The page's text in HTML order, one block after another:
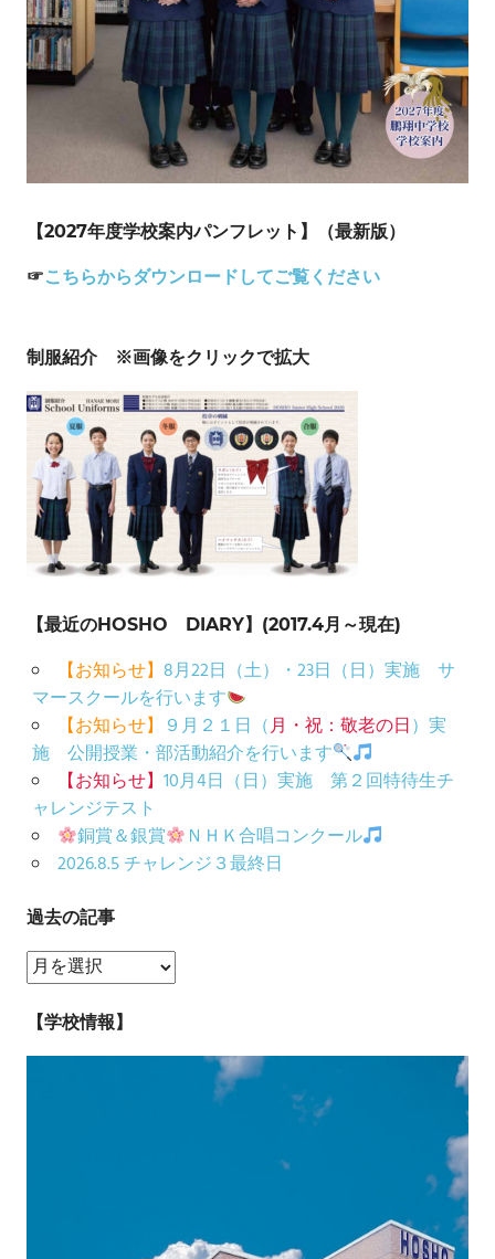
【2027年度学校案内パンフレット】（最新版）
☞こちらからダウンロードしてご覧ください
制服紹介 ※画像をクリックで拡大
【最近のHOSHO DIARY】(2017.4月～現在)
【お知らせ】 8月22日（土）・23日（日）実施 サ
マースクールを行います
【お知らせ】 ９月２１日（月・祝：敬老の日）実
施 公開授業・部活動紹介を行います
【お知らせ】 10月4日（日）実施 第２回特待生チ
ャレンジテスト
銅賞＆銀賞
ＮＨＫ合唱コンクール
2026.8.5 チャレンジ３最終日
過去の記事
過
去
の
【学校情報】